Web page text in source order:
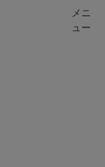
メニ
ュー